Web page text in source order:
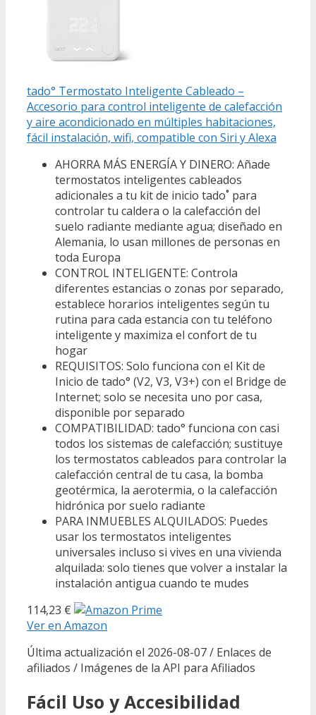
tado° Termostato Inteligente Cableado –
Accesorio para control inteligente de calefacción
y aire acondicionado en múltiples habitaciones,
fácil instalación, wifi, compatible con Siri y Alexa
AHORRA MÁS ENERGÍA Y DINERO: Añade
termostatos inteligentes cableados
adicionales a tu kit de inicio tado˚ para
controlar tu caldera o la calefacción del
suelo radiante mediante agua; diseñado en
Alemania, lo usan millones de personas en
toda Europa
CONTROL INTELIGENTE: Controla
diferentes estancias o zonas por separado,
establece horarios inteligentes según tu
rutina para cada estancia con tu teléfono
inteligente y maximiza el confort de tu
hogar
REQUISITOS: Solo funciona con el Kit de
Inicio de tado° (V2, V3, V3+) con el Bridge de
Internet; solo se necesita uno por casa,
disponible por separado
COMPATIBILIDAD: tado° funciona con casi
todos los sistemas de calefacción; sustituye
los termostatos cableados para controlar la
calefacción central de tu casa, la bomba
geotérmica, la aerotermia, o la calefacción
hidrónica por suelo radiante
PARA INMUEBLES ALQUILADOS: Puedes
usar los termostatos inteligentes
universales incluso si vives en una vivienda
alquilada: solo tienes que volver a instalar la
instalación antigua cuando te mudes
114,23 €
Ver en Amazon
Última actualización el 2026-08-07 / Enlaces de
afiliados / Imágenes de la API para Afiliados
Fácil Uso y Accesibilidad